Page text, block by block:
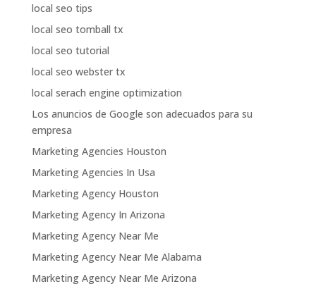
local seo tips
local seo tomball tx
local seo tutorial
local seo webster tx
local serach engine optimization
Los anuncios de Google son adecuados para su
empresa
Marketing Agencies Houston
Marketing Agencies In Usa
Marketing Agency Houston
Marketing Agency In Arizona
Marketing Agency Near Me
Marketing Agency Near Me Alabama
Marketing Agency Near Me Arizona